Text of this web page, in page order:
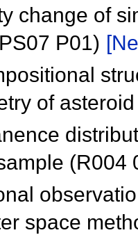
change of
P01)
of
(R004
space